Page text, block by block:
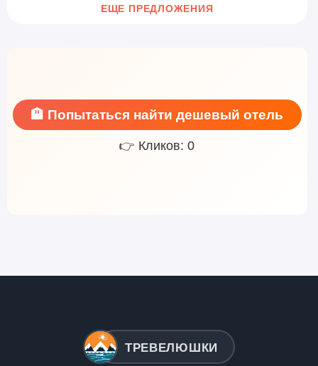
ЕЩЕ ПРЕДЛОЖЕНИЯ
🏨 Попытаться найти дешевый отель
👉 Кликов: 0
ТРЕВЕЛЮШКИ